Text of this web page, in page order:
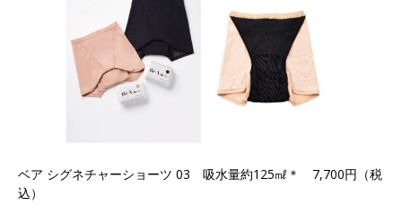
ベア シグネチャーショーツ 03 吸水量約125㎖＊ 7,700円（税
込）